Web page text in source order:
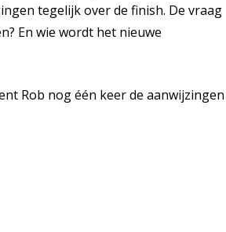
tegelijk over de finish. De vraag
En wie wordt het nieuwe
Rob nog één keer de aanwijzingen